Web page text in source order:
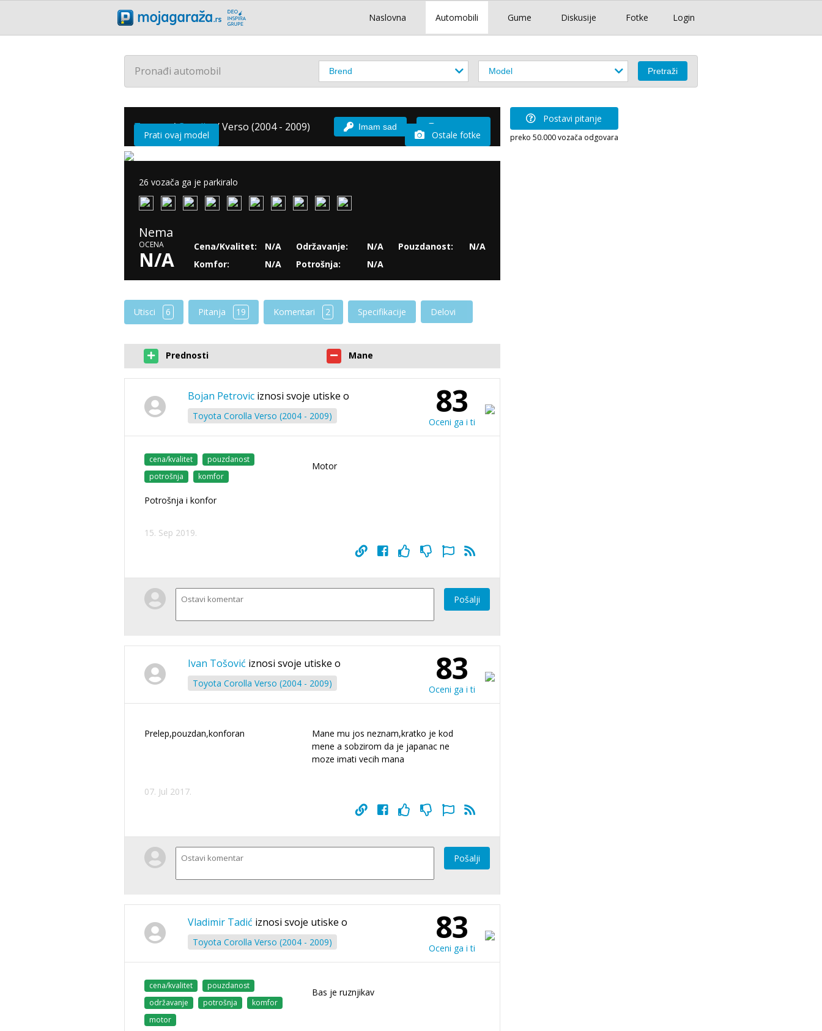
Login
Naslovna Automobili Gume Diskusije Fotke
Pronađi automobil
Toyota /Corolla /Verso (2004 - 2009) Imam sad
Prati ovaj model Ostale fotke
26 vozača ga je parkiralo
Nema
OCENA
N/A
Cena/Kvalitet:
N/A
Komfor:
N/A
Održavanje:
N/A
Potrošnja:
N/A
Pouzdanost: N/A
Utisci 6 Pitanja 19 Komentari 2 Specifikacije Delovi
Prednosti Mane
Bojan Petrovic iznosi svoje utiske o
Toyota Corolla Verso (2004 - 2009) 83
Oceni ga i ti
cena/kvalitet
pouzdanost
potrošnja
komfor
Potrošnja i konfor
Motor
15. Sep 2019.
Pošalji
Ivan Tošović iznosi svoje utiske o
Toyota Corolla Verso (2004 - 2009) 83
Oceni ga i ti
Prelep,pouzdan,konforan
Mane mu jos neznam,kratko je kod
mene a sobzirom da je japanac ne
moze imati vecih mana
07. Jul 2017.
Pošalji
Vladimir Tadić iznosi svoje utiske o
Toyota Corolla Verso (2004 - 2009) 83
Oceni ga i ti
cena/kvalitet
pouzdanost
održavanje
potrošnja
komfor
motor
Bas je ruznjikav
Postavi pitanje
preko 50.000 vozača odgovara